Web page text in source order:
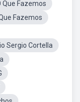
Que Fazemos
Fazemos
Sergio Cortella